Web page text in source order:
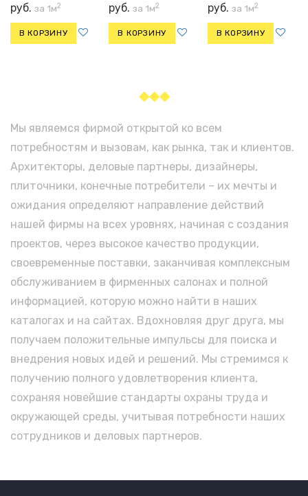
руб. за 1м2
В КОРЗИНУ
руб.за 1м2
В КОРЗИНУ
руб. за 1м2
В КОРЗИНУ
◆◆◆
Мы являемся фирмой открытой ко всем
потребностям и вызовам, как рынка, так и клиентов.
Архитекторы, деловые партнеры, дизайнеры,
плиточники, конечные потребители – их мечты и
ожидания определяют направление действий
нашей фирмы на всех уровнях, начиная с создания
проектов, через высокое качество продукции,
своевременные поставки, заканчивая комплексным
обслуживанием в фирменных салонах и полной
информацией, которую можно найти в наших
каталогах и на сайтах. Вдохновляя друг друга, мы
получаем положительные импульсы для поиска и
внедрения новых идей и решений. Мы стремимся к
получению полного удовлетворения клиента,
сохраняя новейшие стандарты охраны труда и
окружающей среды, учитывая потребности наших
сотрудников и деловых партнеров.